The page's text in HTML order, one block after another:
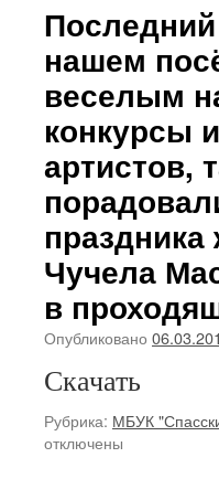
нашем
веселым
конкурсы
артистов,
Чучела
в
Опубликовано
Скачать
Рубрика: МБУК
отключены